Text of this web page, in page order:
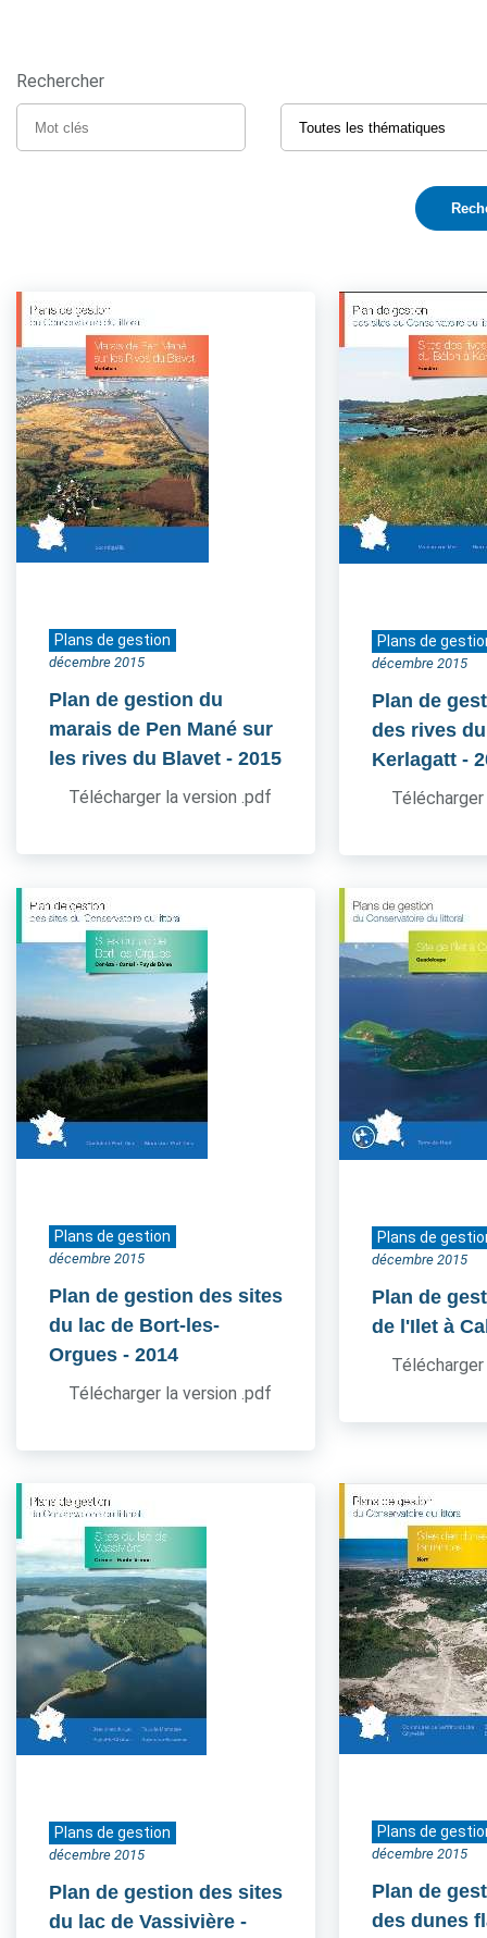
Rechercher
Plans de gestion
décembre 2015
Plan de gestion du
marais de Pen Mané sur
les rives du Blavet - 2015
Télécharger la version .pdf
Plans de
décembre 2015
Plan de
des rives
Kerlagatt -
Plans de gestion
décembre 2015
Plan de gestion des sites
du lac de Bort-les-
Orgues - 2014
Télécharger la version .pdf
Plans de
décembre 2015
Plan de
de l'Ilet à
Plans de gestion
décembre 2015
Plan de gestion des sites
du lac de Vassivière -
Plans de
décembre 2015
Plan de
des dunes